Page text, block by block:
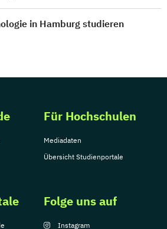
in Hamburg studieren
Für Hochschulen
Mediadaten
Übersicht Studienportale
Folge uns auf
Instagram